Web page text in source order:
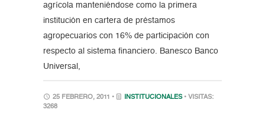
agrícola manteniéndose como la primera
institución en cartera de préstamos
agropecuarios con 16% de participación con
respecto al sistema financiero. Banesco Banco
Universal,
25 FEBRERO, 2011 • INSTITUCIONALES • VISITAS:
3268